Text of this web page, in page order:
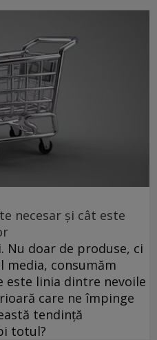
necesar și cât este
Nu doar de produse, ci
media, consumăm
este linia dintre nevoile
care ne împinge
tendință
totul?